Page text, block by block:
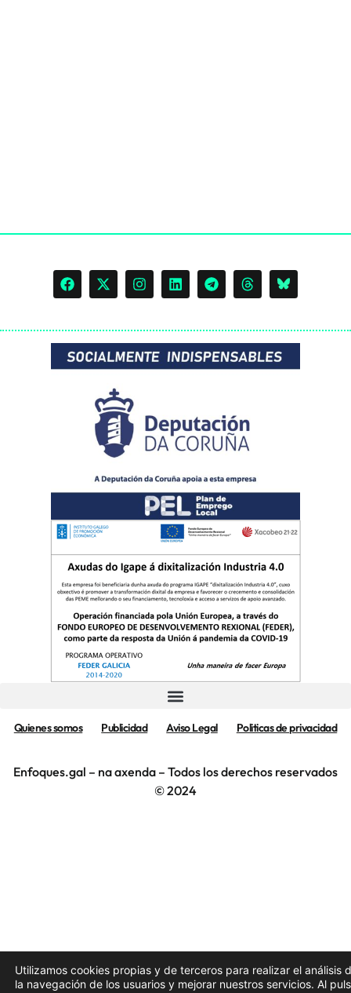
Quienes somos Publicidad Aviso Legal Politicas de privacidad
Enfoques.gal – na axenda – Todos los derechos reservados
© 2024
Utilizamos cookies propias y de terceros para realizar el análisis
la navegación de los usuarios y mejorar nuestros servicios. Al